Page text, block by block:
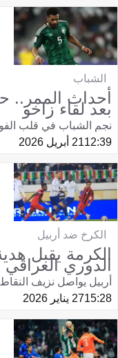
الشباب
أحداث الممر..
بعد لقاء زاخو
نجم الشباب في قلب
12:3921 أبريل 2026
الكرخ ضد أربيل
الكرمة يقبل
الدوري العراقي
أربيل يواصل نزيف
15:2827 يناير 2026